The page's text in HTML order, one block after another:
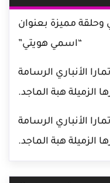
مميزة بعنوان
“اسمي هويتي”
الأنباري الرسامة
الزميلة هبة الماجد.
الأنباري الرسامة
الزميلة هبة الماجد.